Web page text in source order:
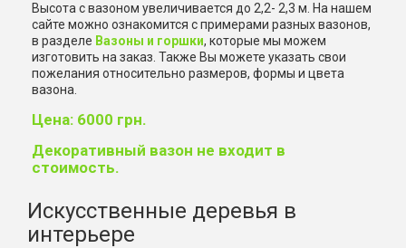
Высота с вазоном увеличивается до 2,2- 2,3 м. На нашем
сайте можно ознакомится с примерами разных вазонов,
в разделе Вазоны и горшки, которые мы можем
изготовить на заказ. Также Вы можете указать свои
пожелания относительно размеров, формы и цвета
вазона.
Цена: 6000 грн.
Декоративный вазон не входит в
стоимость.
Искусственные деревья в
интерьере